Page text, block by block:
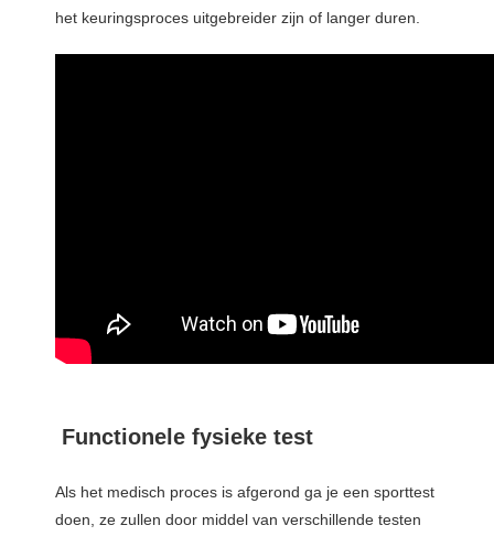
het keuringsproces uitgebreider zijn of langer duren.
Functionele fysieke test
Als het medisch proces is afgerond ga je een sporttest
doen, ze zullen door middel van verschillende testen